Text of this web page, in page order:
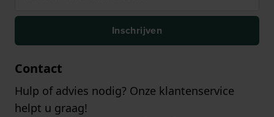
Inschrijven
Contact
Hulp of advies nodig? Onze klantenservice
helpt u graag!